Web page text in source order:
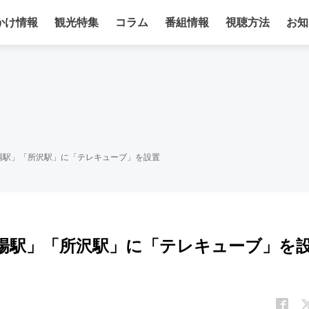
け情報 観光特集 コラム 番組情報 視聴方法 お
」「所沢駅」に「テレキューブ」を設置
駅」「所沢駅」に「テレキューブ」を